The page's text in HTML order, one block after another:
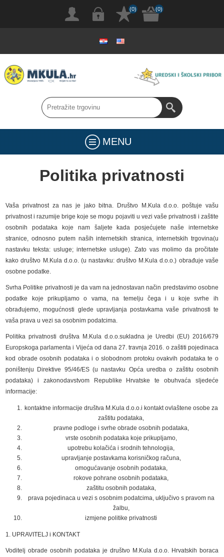
(0) (0)
MENU
Politika privatnosti
Vaša privatnost za nas je jako bitna. Društvo M.Kula d.o.o. poštuje vašu
privatnost i razumije brige koje se mogu pojaviti u vezi vaše privatnosti i zaštite
osobnih podataka koje nam šaljete kada posjećujete naše internetske
stranice, odnosno putem naših internetskih stranica, internetskih trgovina(u
nastavku teksta: usluge; internetske usluge). Zato vas molimo da pročitate
kako društvo M.Kula d.o.o. (u nastavku: društvo M.Kula d.o.o.) obrađuje vaše
osobne podatke.
Svrha Politike privatnosti je da vam na jednostavan način predstavimo osobne
podatke koje prikupljamo o vama, na temelju čega i u koje svrhe ih
obrađujemo, mogućnosti glede upravljanja postavkama vaše privatnosti te
vaša prava u vezi sa osobnim podatcima.
Politika privatnosti društva M.Kula d.o.o.sukladna je Uredbi (EU) 2016/679
Europskoga parlamenta i Vijeća od dana 27. travnja 2016. o zaštiti pojedinaca
kod obrade osobnih podataka i o slobodnom protoku ovakvih podataka te o
poništenju Direktive 95/46/ES (u nastavku Opća uredba o zaštitu osobnih
podataka) i zakonodavstvom Republike Hrvatske te obuhvaća sljedeće
informacije:
kontaktne informacije društva M.Kula d.o.o.i kontakt ovlaštene osobe za
zaštitu podataka,
pravne podloge i svrhe obrade osobnih podataka,
vrste osobnih podataka koje prikupljamo,
upotrebu kolačića i srodnih tehnologija,
upravljanje postavkama korisničkog računa,
omogućavanje osobnih podataka,
rokove pohrane osobnih podataka,
zaštitu osobnih podataka,
prava pojedinaca u vezi s osobnim podatcima, uključivo s pravom na
žalbu,
izmjene politike privatnosti
1. UPRAVITELJ i KONTAKT
Voditelj obrade osobnih podataka je društvo M.Kula d.o.o. Hrvatskih boraca